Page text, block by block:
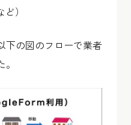
）
下の図のフローで業者